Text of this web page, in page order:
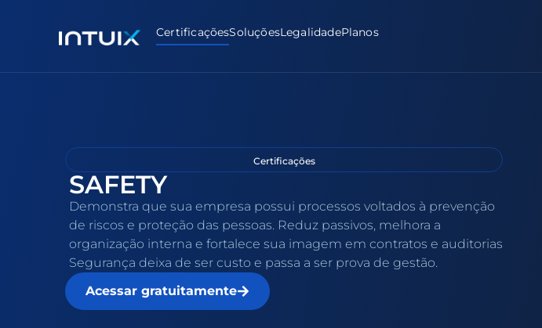
CertificaçõesSoluçõesLegalidadePlanos
Certificações
SAFETY
Demonstra que sua empresa possui processos voltados à prevenção
de riscos e proteção das pessoas. Reduz passivos, melhora a
organização interna e fortalece sua imagem em contratos e auditorias
Segurança deixa de ser custo e passa a ser prova de gestão.
Acessar gratuitamente